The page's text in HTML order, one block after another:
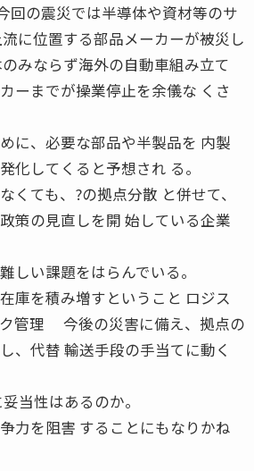
の震災では半導体や資材等のサ
に位置する部品メーカーが被災し
みならず海外の自動車組み立て
ーまでが操業停止を余儀な くさ
に、必要な部品や半製品を 内製
化してくると予想され る。
くても、?の拠点分散 と併せて、
策の見直しを開 始している企業
しい課題をはらんでいる。
庫を積み増すということ ロジス
管理 今後の災害に備え、拠点の
、代替 輸送手段の手当てに動く
当性はあるのか。
力を阻害 することにもなりかね